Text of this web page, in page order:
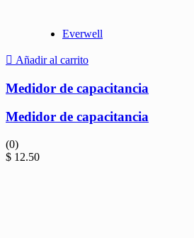
Everwell
Añadir al carrito
Medidor de capacitancia
Medidor de capacitancia
(0)
$ 12.50